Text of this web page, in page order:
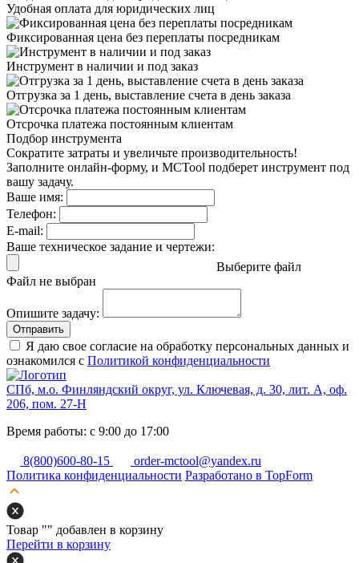
Удобная оплата для юридических лиц
Фиксированная цена без переплаты посредникам
Инструмент в наличии и под заказ
Отгрузка за 1 день, выставление счета в день заказа
Отсрочка платежа постоянным клиентам
Подбор инструмента
Сократите затраты и увеличьте производительность!
Заполните онлайн-форму, и MCTool подберет инструмент под
вашу задачу.
Ваше имя:
Телефон:
E-mail:
Ваше техническое задание и чертежи:
Выберите файл
Файл не выбран
Опишите задачу:
Отправить
Я даю свое согласие на обработку персональных данных и
ознакомился с Политикой конфиденциальности
СПб, м.о. Финляндский округ, ул. Ключевая, д. 30, лит. А, оф.
206, пом. 27-Н
Время работы: с 9:00 до 17:00
8(800)600-80-15
order-mctool@yandex.ru
Политика конфиденциальности Разработано в TopForm
Товар "" добавлен в корзину
Перейти в корзину